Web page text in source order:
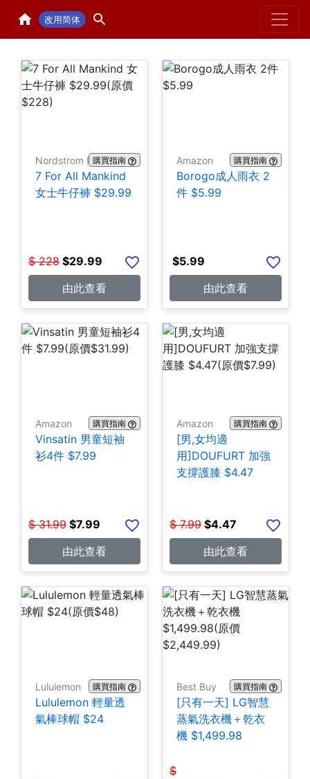
改用简体 Home
Nordstrom Rack購買指南
7 For All Mankind
女士牛仔褲 $29.99
$ 228 $29.99
由此查看
Amazon 購買指南
Borogo成人雨衣 2
件 $5.99
$5.99
由此查看
Amazon 購買指南
Vinsatin 男童短袖
衫4件 $7.99
$ 31.99 $7.99
由此查看
Amazon 購買指南
[男,女均適
用]DOUFURT 加強
支撐護膝 $4.47
$ 7.99 $4.47
由此查看
Lululemon 購買指南
Lululemon 輕量透
氣棒球帽 $24
Best Buy 購買指南
[只有一天] LG智慧
蒸氣洗衣機＋乾衣
機 $1,499.98
$